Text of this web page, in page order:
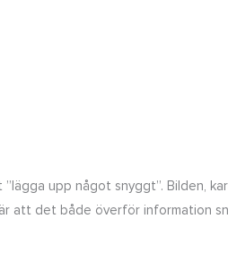
upp något snyggt”. Bilden,
att det både överför information